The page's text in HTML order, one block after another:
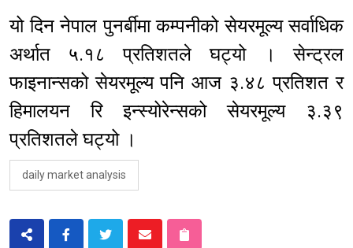
यो दिन नेपाल पुनर्बीमा कम्पनीको सेयरमूल्य सर्वाधिक
अर्थात ५.१८ प्रतिशतले घट्यो । सेन्ट्रल
फाइनान्सको सेयरमूल्य पनि आज ३.४८ प्रतिशत र
हिमालयन रि इन्स्योरेन्सको सेयरमूल्य ३.३९
प्रतिशतले घट्यो ।
daily market analysis